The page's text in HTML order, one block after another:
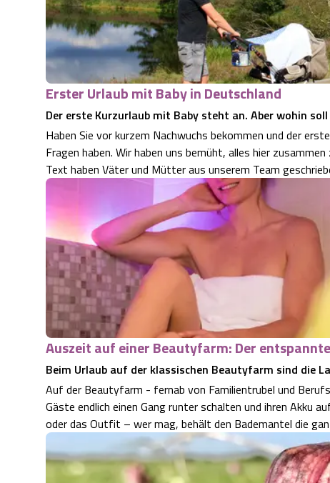
Erster Urlaub mit Baby in Deutschland
Der erste Kurzurlaub mit Baby steht an. Aber wohin soll
Haben Sie vor kurzem Nachwuchs bekommen und der
Fragen haben. Wir haben uns bemüht, alles hier
Text haben Väter und Mütter aus unserem Team
Auszeit auf einer Beautyfarm: Der
Beim Urlaub auf der klassischen Beautyfarm sind die
Auf der Beautyfarm - fernab von Familientrubel und
Gäste endlich einen Gang runter schalten und ihren Akku
oder das Outfit – wer mag, behält den Bademantel die